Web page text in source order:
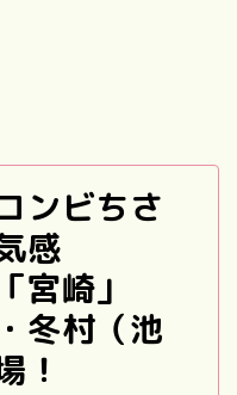
ンビちさ
感
崎」
冬村（池
！